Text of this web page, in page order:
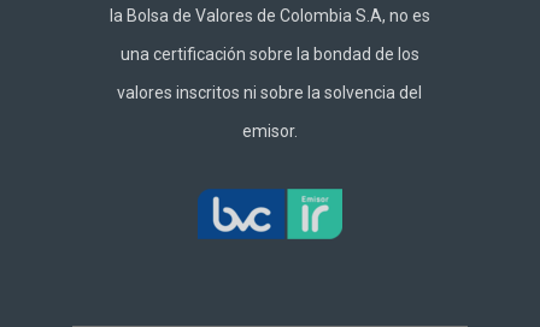
la Bolsa de Valores de Colombia S.A, no es
una certificación sobre la bondad de los
valores inscritos ni sobre la solvencia del
emisor.